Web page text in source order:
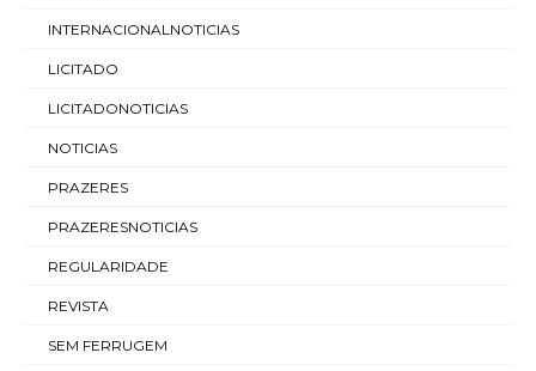
INTERNACIONALNOTICIAS
LICITADO
LICITADONOTICIAS
NOTICIAS
PRAZERES
PRAZERESNOTICIAS
REGULARIDADE
REVISTA
SEM FERRUGEM